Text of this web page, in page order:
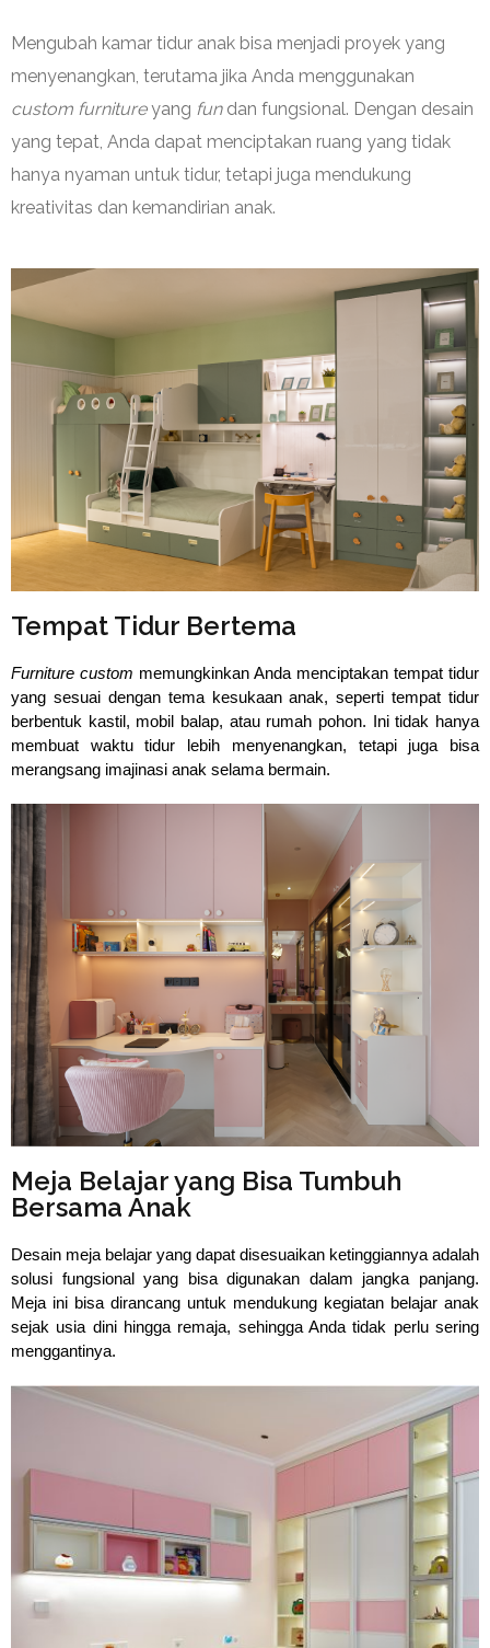
Mengubah kamar tidur anak bisa menjadi proyek yang
menyenangkan, terutama jika Anda menggunakan
custom furnitureyang fundan fungsional. Dengan desain
yang tepat, Anda dapat menciptakan ruang yang tidak
hanya nyaman untuk tidur, tetapi juga mendukung
kreativitas dan kemandirian anak.
Tempat Tidur Bertema
Furniture custom memungkinkan Anda menciptakan tempat tidur
yang sesuai dengan tema kesukaan anak, seperti tempat tidur
berbentuk kastil, mobil balap, atau rumah pohon. Ini tidak hanya
membuat waktu tidur lebih menyenangkan, tetapi juga bisa
merangsang imajinasi anak selama bermain.
Meja Belajar yang Bisa Tumbuh
Bersama Anak
Desain meja belajar yang dapat disesuaikan ketinggiannya adalah
solusi fungsional yang bisa digunakan dalam jangka panjang.
Meja ini bisa dirancang untuk mendukung kegiatan belajar anak
sejak usia dini hingga remaja, sehingga Anda tidak perlu sering
menggantinya.